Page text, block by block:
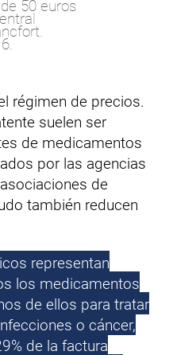
50 euros
régimen de precios.
suelen ser
de medicamentos
por las agencias
de
también reducen
representan
los medicamentos
de ellos para tratar
o cáncer,
de la factura